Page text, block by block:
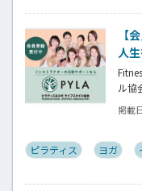
絆を
【
人
ル協
に
の人
掲載
ピラティス ヨガ